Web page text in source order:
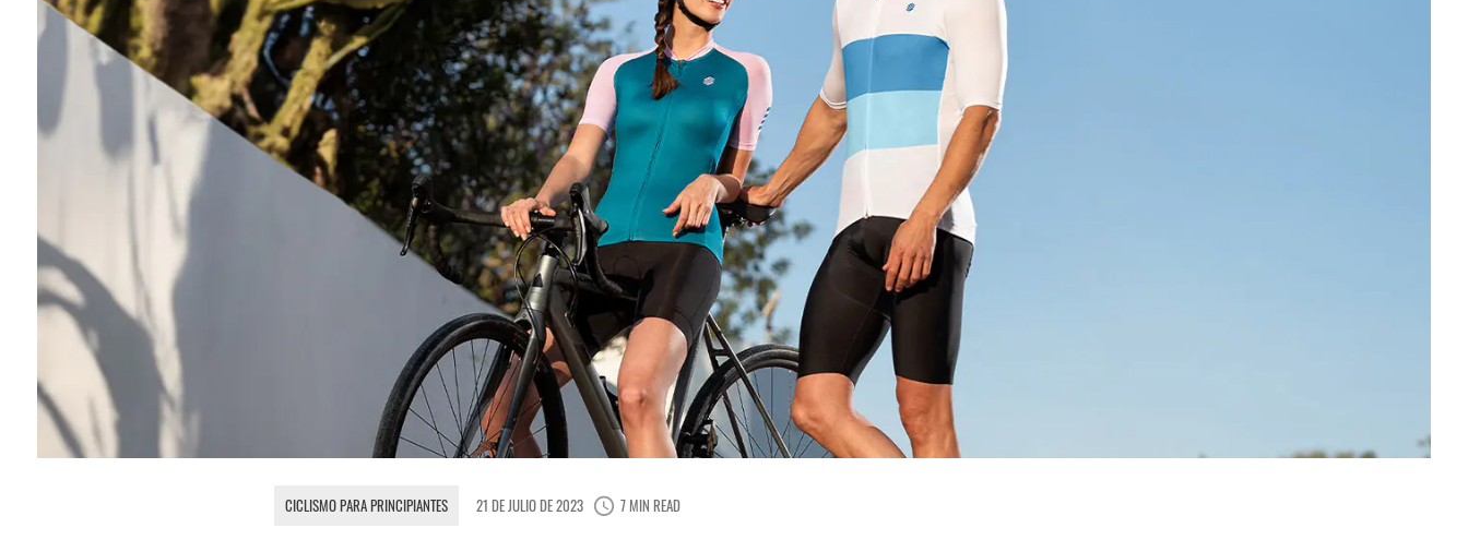
CICLISMO PARA PRINCIPIANTES 21 DE JULIO DE 2023 7 MIN READ